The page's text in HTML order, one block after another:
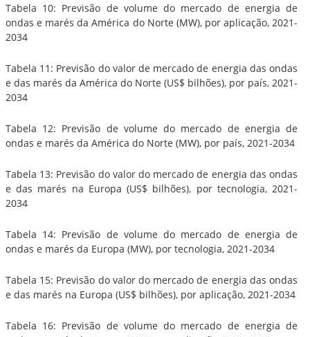
Tabela 10: Previsão de volume do mercado de energia de
ondas e marés da América do Norte (MW), por aplicação, 2021-
2034
Tabela 11: Previsão do valor de mercado de energia das ondas
e das marés da América do Norte (US$ bilhões), por país, 2021-
2034
Tabela 12: Previsão de volume do mercado de energia de
ondas e marés da América do Norte (MW), por país, 2021-2034
Tabela 13: Previsão do valor do mercado de energia das ondas
e das marés na Europa (US$ bilhões), por tecnologia, 2021-
2034
Tabela 14: Previsão de volume do mercado de energia de
ondas e marés da Europa (MW), por tecnologia, 2021-2034
Tabela 15: Previsão do valor do mercado de energia das ondas
e das marés na Europa (US$ bilhões), por aplicação, 2021-2034
Tabela 16: Previsão de volume do mercado de energia de